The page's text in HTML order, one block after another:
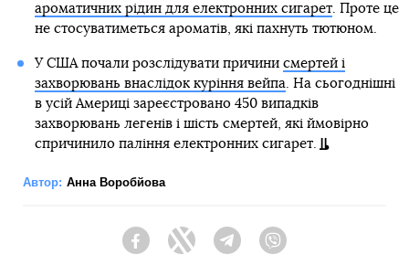
ароматичних рідин для електронних сигарет. Проте це
не стосуватиметься ароматів, які пахнуть тютюном.
У США почали розслідувати причини смертей і
захворювань внаслідок куріння вейпа . На сьогоднішні
в усій Америці зареєстровано 450 випадків
захворювань легенів і шість смертей, які ймовірно
спричинило паління електронних сигарет.
Автор: Анна Воробйова
FacebookTwitter Telegram